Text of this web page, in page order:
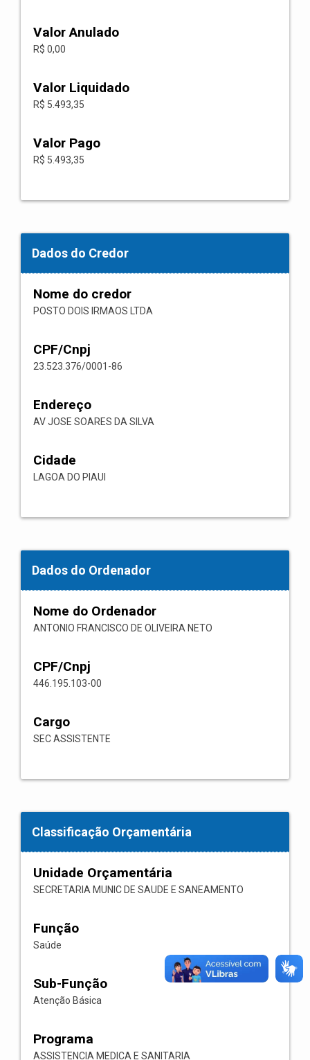
Valor Anulado
R$ 0,00
Valor Liquidado
R$ 5.493,35
Valor Pago
R$ 5.493,35
Dados do Credor
Nome do credor
POSTO DOIS IRMAOS LTDA
CPF/Cnpj
23.523.376/0001-86
Endereço
AV JOSE SOARES DA SILVA
Cidade
LAGOA DO PIAUI
Dados do Ordenador
Nome do Ordenador
ANTONIO FRANCISCO DE OLIVEIRA NETO
CPF/Cnpj
446.195.103-00
Cargo
SEC ASSISTENTE
Classificação Orçamentária
Unidade Orçamentária
SECRETARIA MUNIC DE SAUDE E SANEAMENTO
Função
Saúde
Sub-Função
Atenção Básica
Programa
ASSISTENCIA MEDICA E SANITARIA